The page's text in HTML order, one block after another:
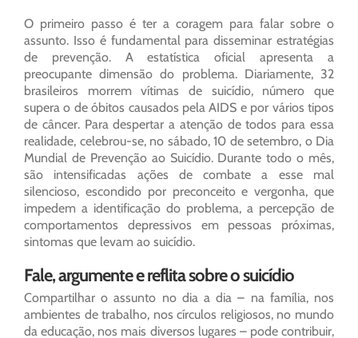
O primeiro passo é ter a coragem para falar sobre o
assunto. Isso é fundamental para disseminar estratégias
de prevenção. A estatística oficial apresenta a
preocupante dimensão do problema. Diariamente, 32
brasileiros morrem vítimas de suicídio, número que
supera o de óbitos causados pela AIDS e por vários tipos
de câncer. Para despertar a atenção de todos para essa
realidade, celebrou-se, no sábado, 10 de setembro, o Dia
Mundial de Prevenção ao Suicídio. Durante todo o mês,
são intensificadas ações de combate a esse mal
silencioso, escondido por preconceito e vergonha, que
impedem a identificação do problema, a percepção de
comportamentos depressivos em pessoas próximas,
sintomas que levam ao suicídio.
Fale, argumente e reflita sobre o suicídio
Compartilhar o assunto no dia a dia – na família, nos
ambientes de trabalho, nos círculos religiosos, no mundo
da educação, nos mais diversos lugares – pode contribuir,